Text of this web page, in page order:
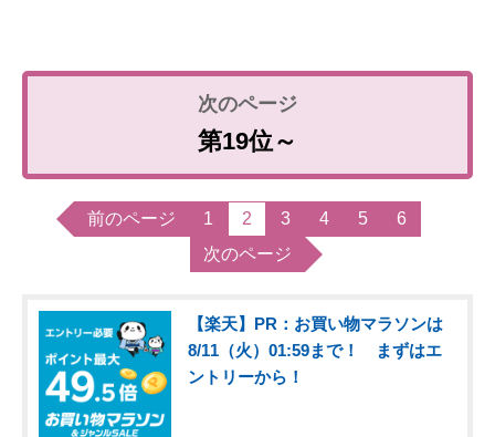
第19位～
前のページ 1 2 3 4 5
6
次のページ
【楽天】PR：お買い物マラソンは
8/11（火）01:59まで！ まずはエ
ントリーから！